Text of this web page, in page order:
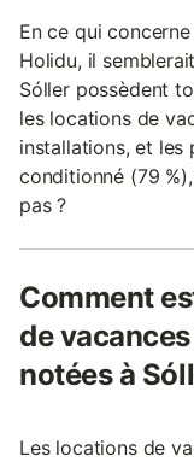
En ce qui
Holidu, il
Sóller possèdent
les locations de
installations, et les
conditionné (79
pas ?
Comment
de
notées à
Les locations de